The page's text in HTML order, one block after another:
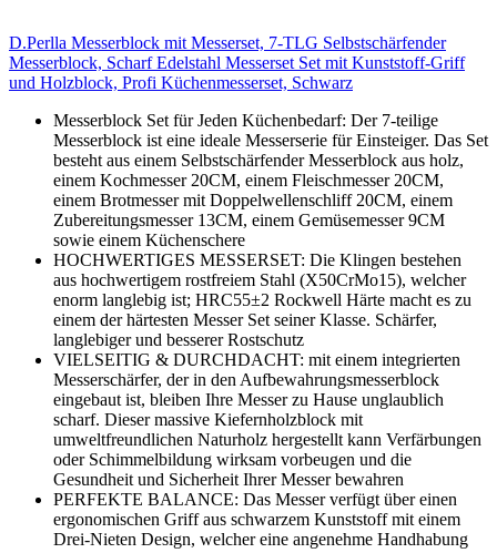
D.Perlla Messerblock mit Messerset, 7-TLG Selbstschärfender
Messerblock, Scharf Edelstahl Messerset Set mit Kunststoff-Griff
und Holzblock, Profi Küchenmesserset, Schwarz
Messerblock Set für Jeden Küchenbedarf: Der 7-teilige
Messerblock ist eine ideale Messerserie für Einsteiger. Das Set
besteht aus einem Selbstschärfender Messerblock aus holz,
einem Kochmesser 20CM, einem Fleischmesser 20CM,
einem Brotmesser mit Doppelwellenschliff 20CM, einem
Zubereitungsmesser 13CM, einem Gemüsemesser 9CM
sowie einem Küchenschere
HOCHWERTIGES MESSERSET: Die Klingen bestehen
aus hochwertigem rostfreiem Stahl (X50CrMo15), welcher
enorm langlebig ist; HRC55±2 Rockwell Härte macht es zu
einem der härtesten Messer Set seiner Klasse. Schärfer,
langlebiger und besserer Rostschutz
VIELSEITIG & DURCHDACHT: mit einem integrierten
Messerschärfer, der in den Aufbewahrungsmesserblock
eingebaut ist, bleiben Ihre Messer zu Hause unglaublich
scharf. Dieser massive Kiefernholzblock mit
umweltfreundlichen Naturholz hergestellt kann Verfärbungen
oder Schimmelbildung wirksam vorbeugen und die
Gesundheit und Sicherheit Ihrer Messer bewahren
PERFEKTE BALANCE: Das Messer verfügt über einen
ergonomischen Griff aus schwarzem Kunststoff mit einem
Drei-Nieten Design, welcher eine angenehme Handhabung